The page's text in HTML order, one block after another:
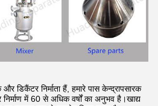
डिकैंटर निर्माता हैं, हमारे पास केन्द्रापसारक
में 60 से अधिक वर्षों का अनुभव है।खाद्य